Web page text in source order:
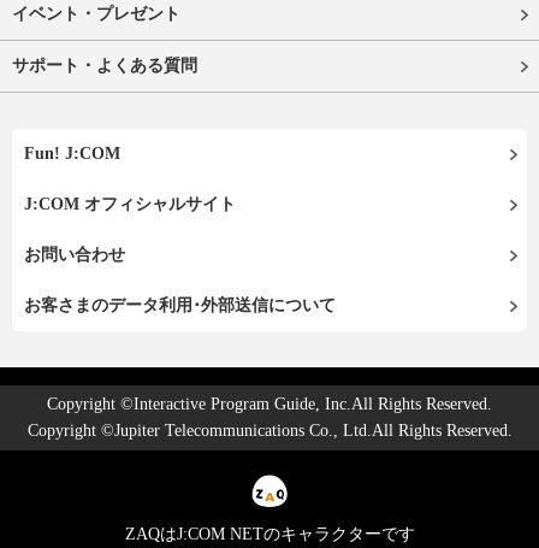
イベント・プレゼント
サポート・よくある質問
Fun! J:COM
J:COM オフィシャルサイト
お問い合わせ
お客さまのデータ利用･外部送信について
Copyright ©Interactive Program Guide, Inc.All Rights Reserved.
Copyright ©Jupiter Telecommunications Co., Ltd.All Rights Reserved.
ZAQはJ:COM NETのキャラクターです